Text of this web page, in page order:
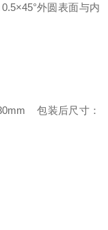
外圆表面与内
包装后尺寸：